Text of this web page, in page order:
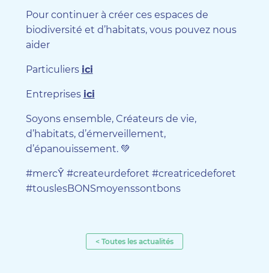
Pour continuer à créer ces espaces de
biodiversité et d’habitats, vous pouvez nous
aider
Particuliers ici
Entreprises ici
Soyons ensemble, Créateurs de vie,
d’habitats, d’émerveillement,
d’épanouissement. 💚
#mercŶ #createurdeforet #creatricedeforet
#touslesBONSmoyenssontbons
< Toutes les actualités